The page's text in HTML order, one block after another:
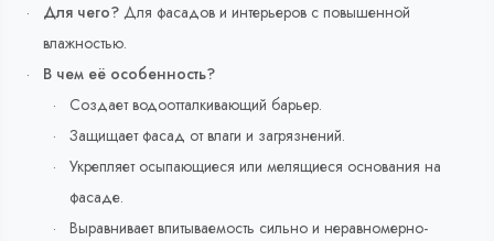
Для чего? Для фасадов и интерьеров с повышенной
влажностью.
В чем её особенность?
Создает водоотталкивающий барьер.
Защищает фасад от влаги и загрязнений.
Укрепляет осыпающиеся или мелящиеся основания на
фасаде.
Выравнивает впитываемость сильно и неравномерно-